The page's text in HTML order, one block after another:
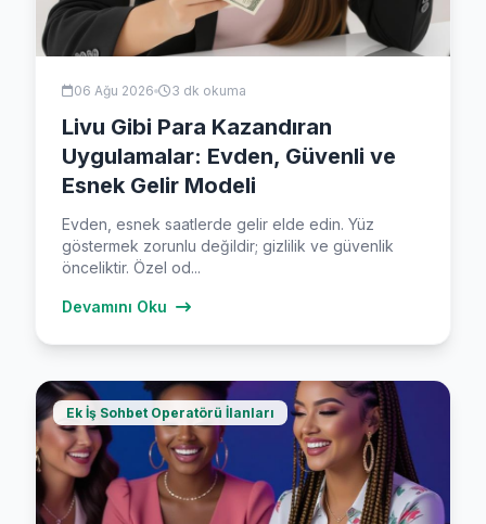
06 Ağu 2026 3 dk okuma
Livu Gibi Para Kazandıran
Uygulamalar: Evden, Güvenli ve
Esnek Gelir Modeli
Evden, esnek saatlerde gelir elde edin. Yüz
göstermek zorunlu değildir; gizlilik ve güvenlik
önceliktir. Özel od...
Devamını Oku
Ek İş Sohbet Operatörü İlanları